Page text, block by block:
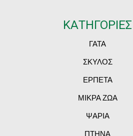
ΚΑΤΗΓΟΡΙΕΣ
ΓΑΤΑ
ΣΚΥΛΟΣ
ΕΡΠΕΤΑ
ΜΙΚΡΑ ΖΩΑ
ΨΑΡΙΑ
ΠΤΗΝΑ